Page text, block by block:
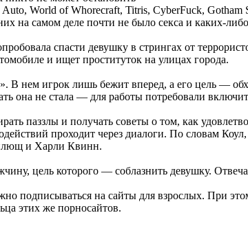
World of Whorecraft, Titris, CyberFuck,
на самом деле почти не было секса и каких-
спасти девушку в стрингах от
и ищет проституток на улицах города.
В нем игрок лишь бежит вперед, а его цель —
она не стала — для работы потребовали
паззлы и получать советы о том, как
проходит через диалоги. По словам
и Харли Квинн.
цель которого — соблазнить девушку.
подписываться на сайты для взрослых. При
этих же порносайтов.